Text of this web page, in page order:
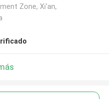
Zone, Xi'an,